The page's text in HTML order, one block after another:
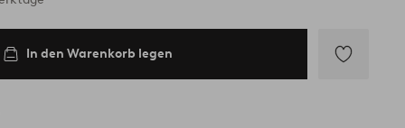
In den Warenkorb legen